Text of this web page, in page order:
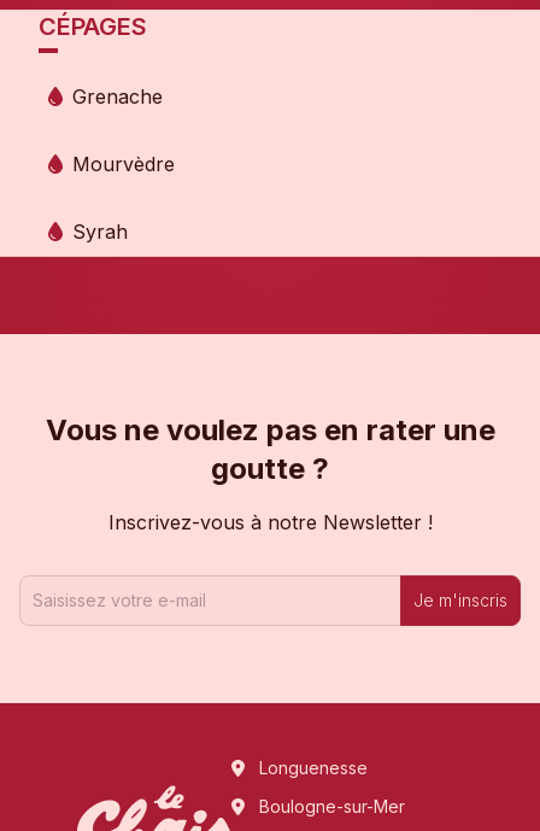
CÉPAGES
Grenache
Mourvèdre
Syrah
Vous ne voulez pas en rater une
goutte ?
Inscrivez-vous à notre Newsletter !
Je m'inscris
Longuenesse
Boulogne-sur-Mer